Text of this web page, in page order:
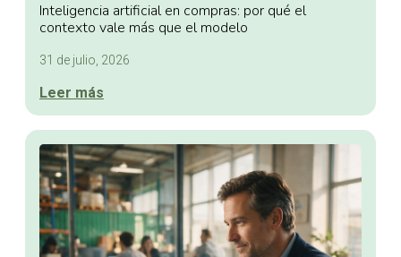
Inteligencia artificial en compras: por qué el
contexto vale más que el modelo
31 de julio, 2026
Leer más